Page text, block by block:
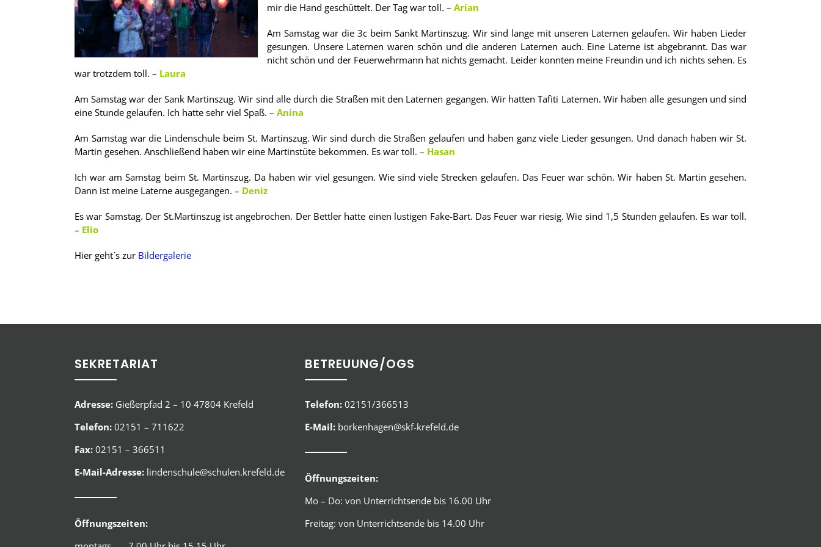
mir die Hand geschüttelt. Der Tag war toll. – Arian
Am Samstag war die 3c beim Sankt Martinszug. Wir sind lange mit unseren Laternen gelaufen. Wir haben Lieder
gesungen. Unsere Laternen waren schön und die anderen Laternen auch. Eine Laterne ist abgebrannt. Das war
nicht schön und der Feuerwehrmann hat nichts gemacht. Leider konnten meine Freundin und ich nichts sehen. Es
war trotzdem toll. – Laura
Am Samstag war der Sank Martinszug. Wir sind alle durch die Straßen mit den Laternen gegangen. Wir hatten Tafiti Laternen. Wir haben alle gesungen und sind
eine Stunde gelaufen. Ich hatte sehr viel Spaß. – Anina
Am Samstag war die Lindenschule beim St. Martinszug. Wir sind durch die Straßen gelaufen und haben ganz viele Lieder gesungen. Und danach haben wir St.
Martin gesehen. Anschließend haben wir eine Martinstüte bekommen. Es war toll. – Hasan
Ich war am Samstag beim St. Martinszug. Da haben wir viel gesungen. Wie sind viele Strecken gelaufen. Das Feuer war schön. Wir haben St. Martin gesehen.
Dann ist meine Laterne ausgegangen. – Deniz
Es war Samstag. Der St.Martinszug ist angebrochen. Der Bettler hatte einen lustigen Fake-Bart. Das Feuer war riesig. Wie sind 1,5 Stunden gelaufen. Es war toll.
– Elio
Hier geht´s zur Bildergalerie
SEKRETARIAT
Adresse: Gießerpfad 2 – 10 47804 Krefeld
Telefon: 02151 – 711622
Fax: 02151 – 366511
E-Mail-Adresse: lindenschule@schulen.krefeld.de
Öffnungszeiten:
BETREUUNG/OGS
Telefon:02151/366513
E-Mail:borkenhagen@skf-krefeld.de
Öffnungszeiten:
Mo – Do: von Unterrichtsende bis 16.00 Uhr
Freitag: von Unterrichtsende bis 14.00 Uhr